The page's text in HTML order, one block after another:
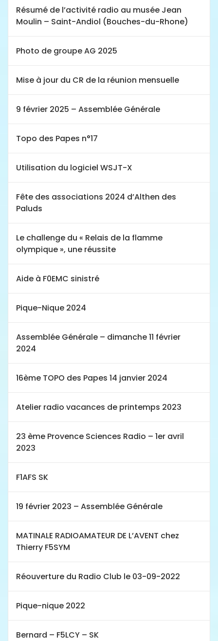
Résumé de l’activité radio au musée Jean
Moulin – Saint-Andiol (Bouches-du-Rhone)
Photo de groupe AG 2025
Mise à jour du CR de la réunion mensuelle
9 février 2025 – Assemblée Générale
Topo des Papes n°17
Utilisation du logiciel WSJT-X
Fête des associations 2024 d’Althen des
Paluds
Le challenge du « Relais de la flamme
olympique », une réussite
Aide à F0EMC sinistré
Pique-Nique 2024
Assemblée Générale – dimanche 11 février
2024
16ème TOPO des Papes 14 janvier 2024
Atelier radio vacances de printemps 2023
23 ème Provence Sciences Radio – 1er avril
2023
F1AFS SK
19 février 2023 – Assemblée Générale
MATINALE RADIOAMATEUR DE L’AVENT chez
Thierry F5SYM
Réouverture du Radio Club le 03-09-2022
Pique-nique 2022
Bernard – F5LCY – SK